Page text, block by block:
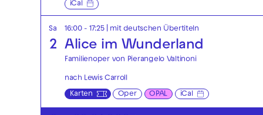
iCal
Sa
2
16:00 - 17:25| mit deutschen Übertiteln
Alice im Wunderland
Familienoper von Pierangelo Valtinoni
nach Lewis Carroll
Karten Oper OPAL iCal